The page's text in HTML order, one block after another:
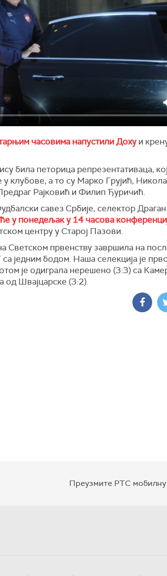
часовима напустили Дохуи
била петорица репрезентативаца,
у клубове, а то су Марко Грујић,
Рајковић и Филип Ђуричић.
савез Србије, селектор Драган
у понедељак у 14 часова
центру у Старој Пазови.
Светском првенству завршила на
са једним бодом. Наша селекција је
је одиграла нерешено (3:3) са
од Швајцарске (3:2).
Преузмите РТС мобилну